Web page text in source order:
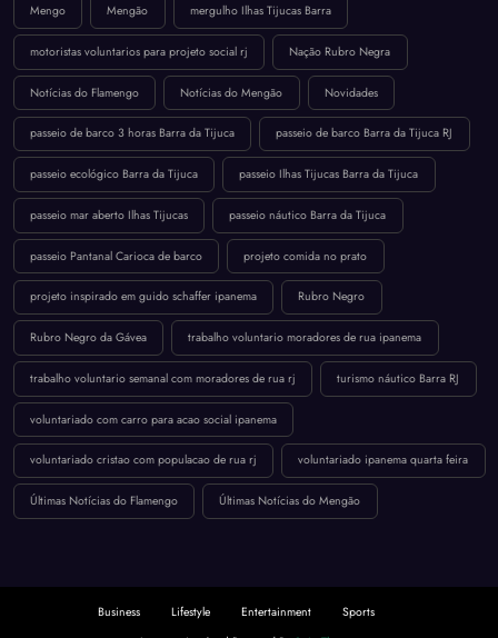
Mengo Mengão mergulho Ilhas Tijucas Barra
motoristas voluntarios para projeto social rj Nação Rubro Negra
Notícias do Flamengo Notícias do Mengão Novidades
passeio de barco 3 horas Barra da Tijuca passeio de barco Barra da Tijuca RJ
passeio ecológico Barra da Tijuca passeio Ilhas Tijucas Barra da Tijuca
passeio mar aberto Ilhas Tijucas passeio náutico Barra da Tijuca
passeio Pantanal Carioca de barco projeto comida no prato
projeto inspirado em guido schaffer ipanema Rubro Negro
Rubro Negro da Gávea trabalho voluntario moradores de rua ipanema
trabalho voluntario semanal com moradores de rua rj turismo náutico Barra RJ
voluntariado com carro para acao social ipanema
voluntariado cristao com populacao de rua rj voluntariado ipanema quarta feira
Últimas Notícias do Flamengo Últimas Notícias do Mengão
Business Lifestyle Entertainment
Sports